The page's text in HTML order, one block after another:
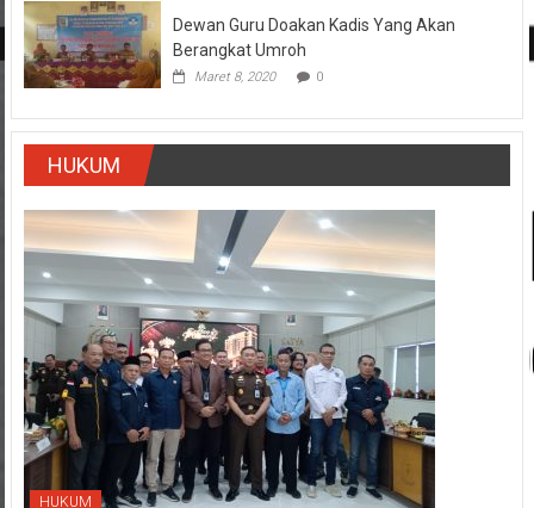
Dewan Guru Doakan Kadis Yang Akan
Berangkat Umroh
Maret 8, 2020 0
HUKUM
HUKUM